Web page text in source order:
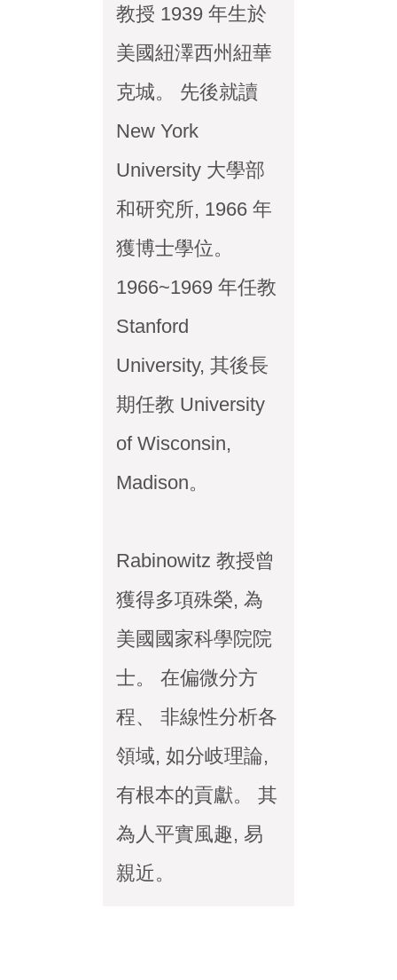
教授 1939 年生於
美國紐澤西州紐華
克城。 先後就讀
New York
University 大學部
和研究所, 1966 年
獲博士學位。
1966~1969 年任教
Stanford
University, 其後長
期任教 University
of Wisconsin,
Madison。
Rabinowitz 教授曾
獲得多項殊榮, 為
美國國家科學院院
士。 在偏微分方
程、 非線性分析各
領域, 如分岐理論,
有根本的貢獻。 其
為人平實風趣, 易
親近。